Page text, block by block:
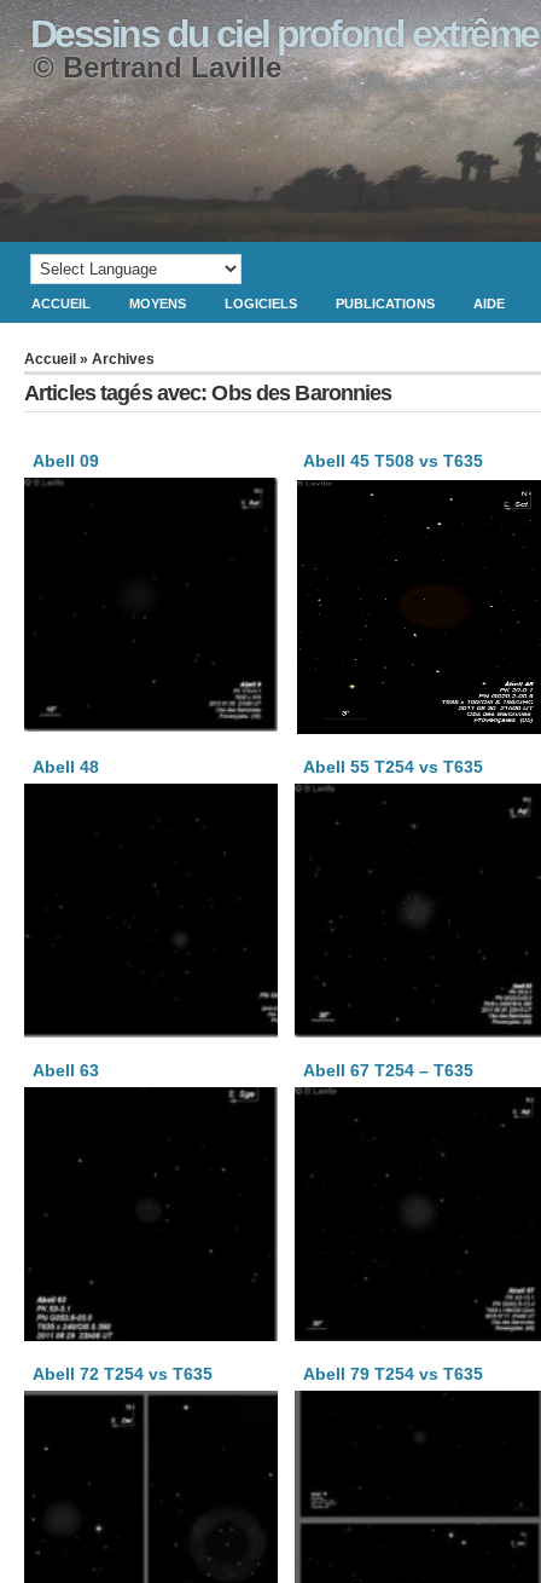
Dessins du ciel profond extrême
© Bertrand Laville
ACCUEIL MOYENS LOGICIELS PUBLICATIONS AIDE
Accueil » Archives
Articles tagés avec: Obs des Baronnies
Abell 09 Abell 45 T508 vs T635
Abell 48 Abell 55 T254 vs T635
Abell 63 Abell 67 T254 – T635
Abell 72 T254 vs T635 Abell 79 T254 vs T635